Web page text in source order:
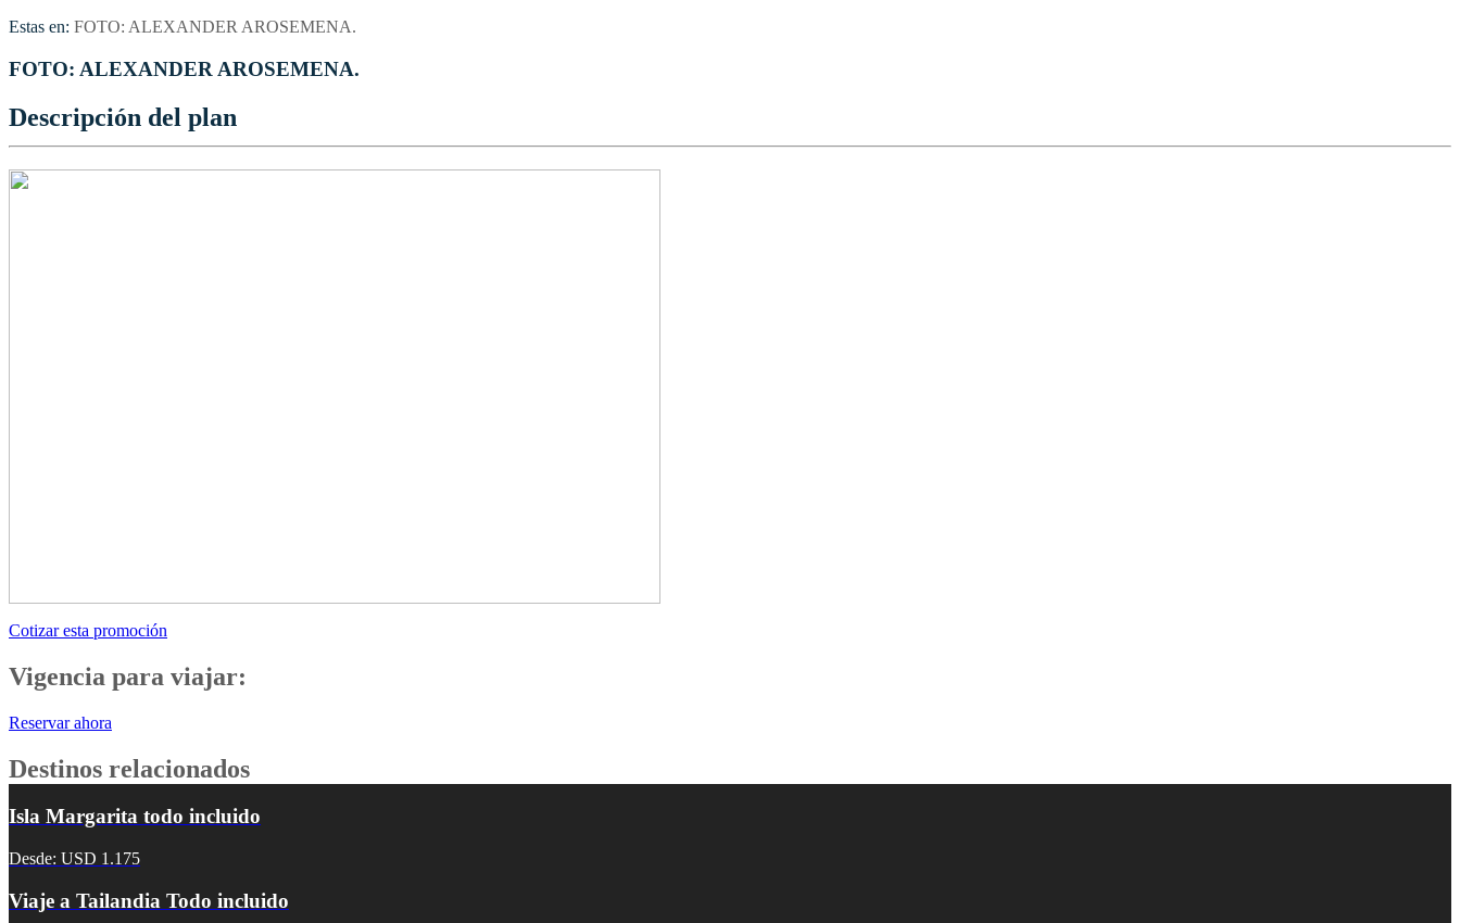
Estas en: FOTO: ALEXANDER AROSEMENA.
FOTO: ALEXANDER AROSEMENA.
Descripción del plan
Cotizar esta promoción
Vigencia para viajar:
Reservar ahora
Destinos relacionados
Isla Margarita todo incluido
Desde: USD 1.175
Viaje a Tailandia Todo incluido